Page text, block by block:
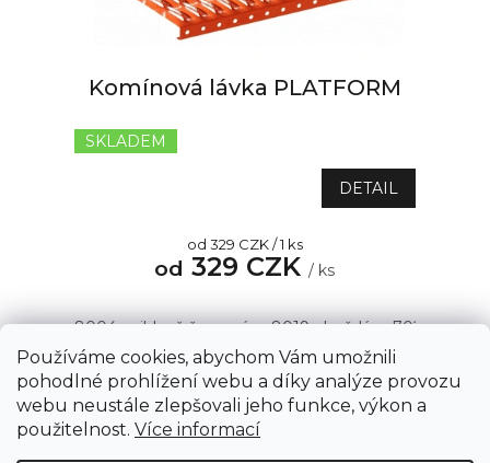
Používáme cookies, abychom Vám umožnili
pohodlné prohlížení webu a díky analýze provozu
webu neustále zlepšovali jeho funkce, výkon a
použitelnost. Více informací
Komínová lávka PLATFORM
hodnocení
z
5
SKLADEM
od 329 CZK/ ks
Měrná
cena:
od 329 CZK / 1 ks
DETAIL
8004 - cihlově červená 8019 - hnědá 7021 -
O
v
l
1položek celkem